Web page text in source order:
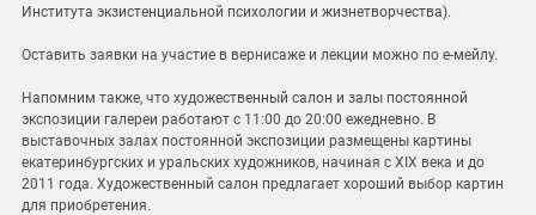
Института экзистенциальной психологии и жизнетворчества).
Оставить заявки на участие в вернисаже и лекции можно по е-мейлу.
Напомним также, что художественный салон и залы постоянной
экспозиции галереи работают с 11:00 до 20:00 ежедневно. В
выставочных залах постоянной экспозиции размещены картины
екатеринбургских и уральских художников, начиная с XIX века и до
2011 года. Художественный салон предлагает хороший выбор картин
для приобретения.